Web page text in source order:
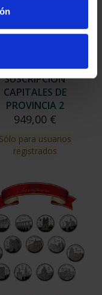
SUSCRIPCIÓN
CAPITALES DE
PROVINCIA 2
949,00 €
Sólo para usuarios
registrados